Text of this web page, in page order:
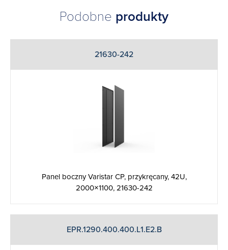
Podobne produkty
21630-242
Panel boczny Varistar CP, przykręcany, 42U,
2000×1100, 21630-242
EPR.1290.400.400.L1.E2.B